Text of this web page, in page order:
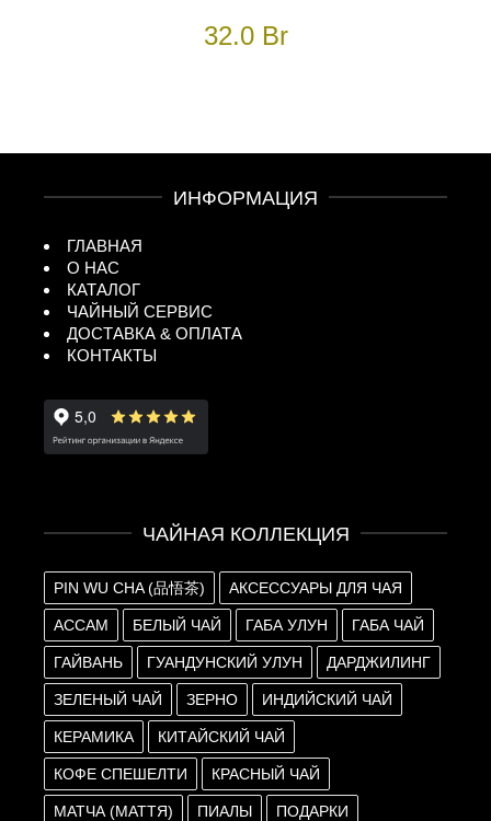
32.0 Br
ИНФОРМАЦИЯ
ГЛАВНАЯ
О НАС
КАТАЛОГ
ЧАЙНЫЙ СЕРВИС
ДОСТАВКА & ОПЛАТА
КОНТАКТЫ
ЧАЙНАЯ КОЛЛЕКЦИЯ
PIN WU CHA (品悟茶) АКСЕССУАРЫ ДЛЯ ЧАЯ
АССАМ БЕЛЫЙ ЧАЙ ГАБА УЛУН ГАБА ЧАЙ
ГАЙВАНЬ ГУАНДУНСКИЙ УЛУН ДАРДЖИЛИНГ
ЗЕЛЕНЫЙ ЧАЙ ЗЕРНО ИНДИЙСКИЙ ЧАЙ
КЕРАМИКА КИТАЙСКИЙ ЧАЙ
КОФЕ СПЕШЕЛТИ КРАСНЫЙ ЧАЙ
МАТЧА (МАТТЯ) ПИАЛЫ ПОДАРКИ